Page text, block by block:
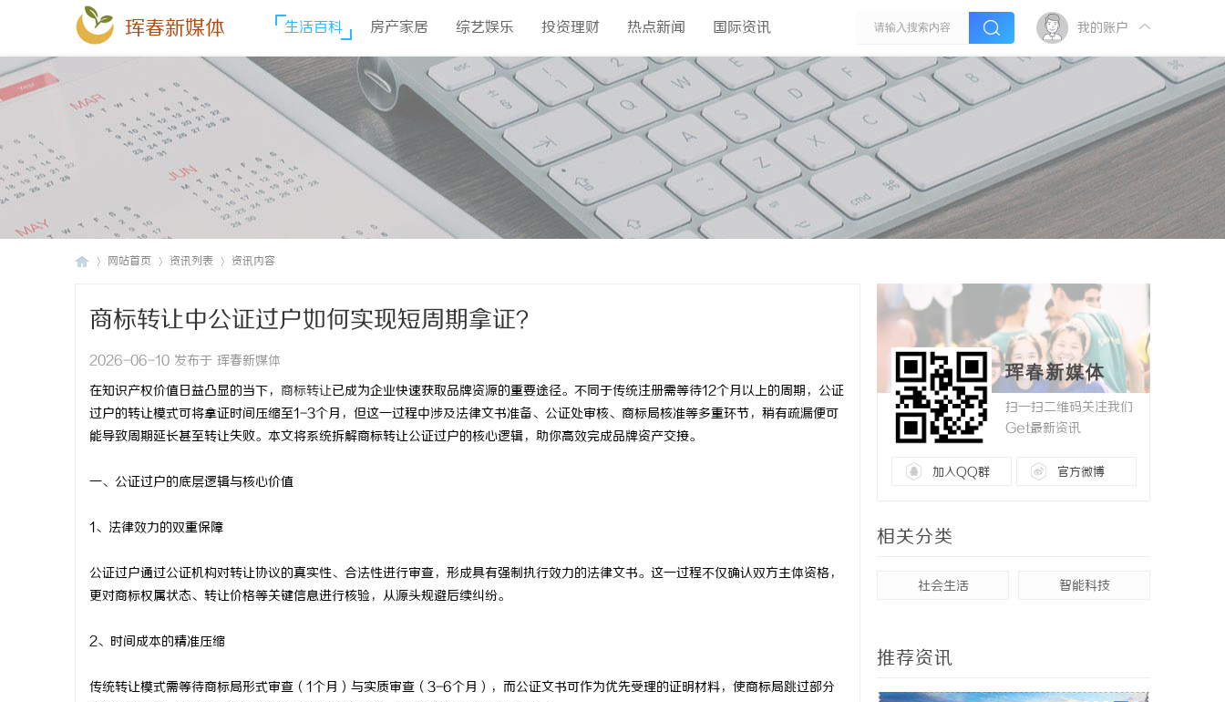
珲春新媒体 生活百科 房产家居 综艺娱乐 投资理财 热点新闻 国际资讯 我的账户
网站首页 资讯列表 资讯内容
商标转让中公证过户如何实现短周期拿证？
2026-06-10 发布于 珲春新媒体
在知识产权价值日益凸显的当下， 商标转让已成为企业快速获取品牌资源的重要途径。不同于传统注册需等待12个月以上的周期，公证
过户的转让模式可将拿证时间压缩至1-3个月，但这一过程中涉及法律文书准备、公证处审核、商标局核准等多重环节，稍有疏漏便可
能导致周期延长甚至转让失败。本文将系统拆解商标转让公证过户的核心逻辑，助你高效完成品牌资产交接。
一、公证过户的底层逻辑与核心价值
1、法律效力的双重保障
公证过户通过公证机构对转让协议的真实性、合法性进行审查，形成具有强制执行效力的法律文书。这一过程不仅确认双方主体资格，
更对商标权属状态、转让价格等关键信息进行核验，从源头规避后续纠纷。
2、时间成本的精准压缩
传统转让模式需等待商标局形式审查（1个月）与实质审查（3-6个月），而公证文书可作为优先受理的证明材料，使商标局跳过部分
珲春新媒体
扫一扫二维码关注我们
Get最新资讯
加入QQ群 官方微博
相关分类
社会生活 智能科技
推荐资讯